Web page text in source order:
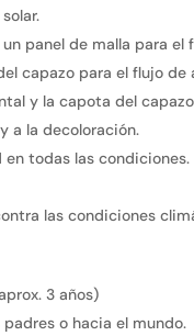
panel de malla para el
capazo para el flujo de
y la capota del
a la decoloración.
todas las condiciones.
las condiciones
3 años)
o hacia el mundo.